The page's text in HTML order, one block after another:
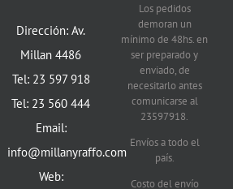
Dirección: Av.
Millan 4486
Tel: 23 597 918
Tel: 23 560 444
Email:
info@millanyraffo.com
Web:
Los pedidos
demoran un
mínimo de 48hs. en
ser preparado y
enviado, de
necesitarlo antes
comunicarse al
23597918.
Envíos a todo el
país.
Costo del envío